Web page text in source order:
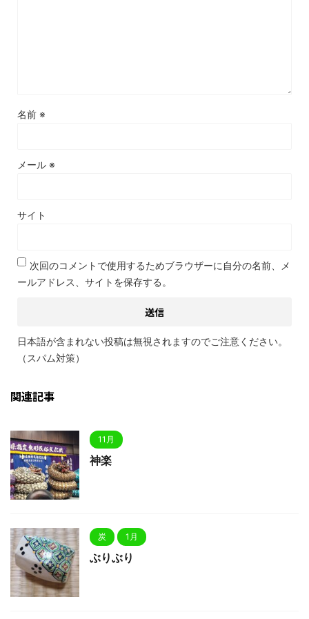
名前 ※
メール ※
サイト
次回のコメントで使用するためブラウザーに自分の名前、メ
ールアドレス、サイトを保存する。
日本語が含まれない投稿は無視されますのでご注意ください。
（スパム対策）
関連記事
11月
神楽
炭 1月
ぶりぶり